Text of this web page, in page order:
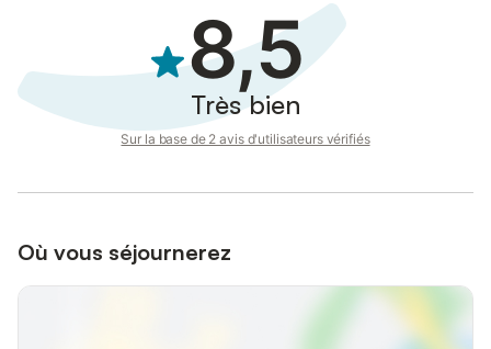
8,5
Très bien
Sur la base de 2 avis d'utilisateurs vérifiés
Où vous séjournerez